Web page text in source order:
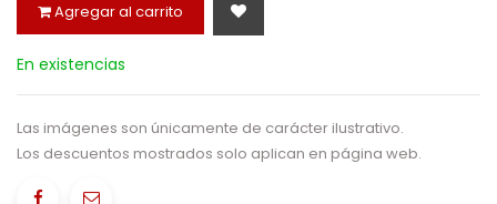
Agregar al carrito
En existencias
Las imágenes son únicamente de carácter ilustrativo.
Los descuentos mostrados solo aplican en página web.